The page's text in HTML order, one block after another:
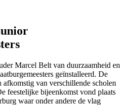
Marcel Belt van duurzaamheid en
geïnstalleerd. De
van verschillende scholen
feestelijke bijeenkomst vond plaats
waar onder andere de vlag